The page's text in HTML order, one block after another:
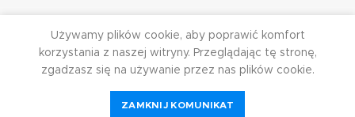
Używamy plików cookie, aby poprawić komfort
korzystania z naszej witryny. Przeglądając tę ​​stronę,
zgadzasz się na używanie przez nas plików cookie.
ZAMKNIJ KOMUNIKAT